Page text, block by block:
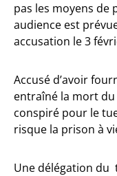
pas les moyens de
audience est
accusation le 3
Accusé d’avoir
entraîné la mort du
conspiré pour le
risque la prison à
Une délégation du